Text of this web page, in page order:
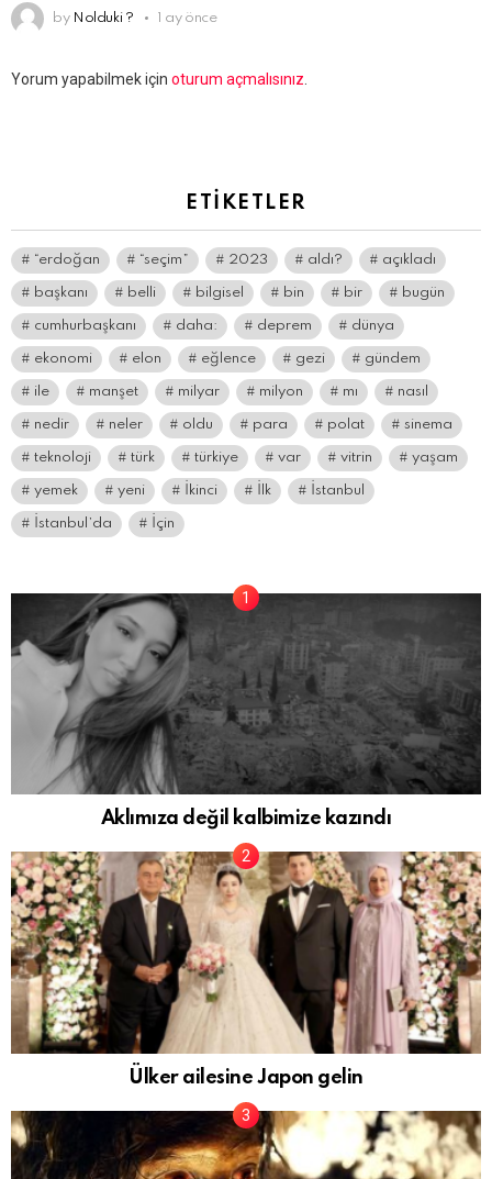
by Nolduki ? 1 ay önce
Bir
Yorum yapabilmek için oturum açmalısınız
ETIKETLER
“erdoğan “seçim” 2023 aldı? açıkladı
başkanı belli bilgisel bin bir bugün
cumhurbaşkanı daha: deprem dünya
ekonomi elon eğlence gezi gündem
ile manşet milyar milyon mı nasıl
nedir neler oldu para polat sinema
teknoloji türk türkiye var vitrin yaşam
yemek yeni İkinci İlk İstanbul
İstanbul’da İçin
Aklımıza değil kalbimize kazındı
Ülker ailesine Japon gelin